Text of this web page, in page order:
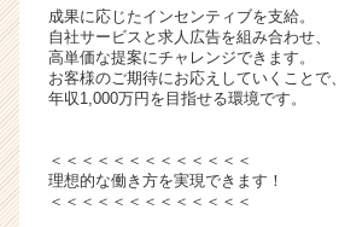
e
r
C
a
r
e
r）
成果に応じたインセンティブを支給。
自社サービスと求人広告を組み合わせ、
高単価な提案にチャレンジできます。
お客様のご期待にお応えしていくことで、
年収1,000万円を目指せる環境です。
＜＜＜＜＜＜＜＜＜＜＜＜＜
理想的な働き方を実現できます！
＜＜＜＜＜＜＜＜＜＜＜＜＜